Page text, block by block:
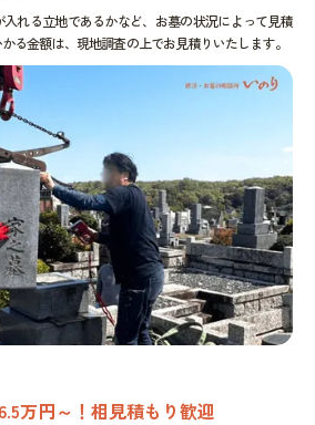
れる立地であるかなど、お墓の状況によって見積
る金額は、現地調査の上でお見積りいたします。
万円～！相見積もり歓迎